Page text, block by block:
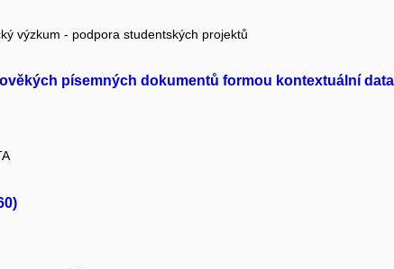
výzkum - podpora studentských projektů
písemných dokumentů formou kontextuální